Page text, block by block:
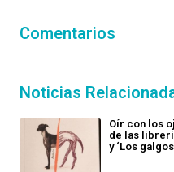
Comentarios
Noticias
Oír con los
de las
y ‘Los